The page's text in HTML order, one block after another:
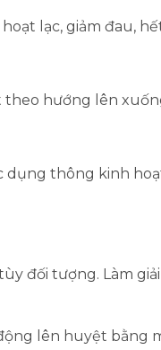
lạc, giảm đau,
theo hướng lên
thông kinh
đối tượng. Làm
lên huyệt bằng